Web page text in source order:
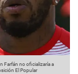
Farfán no oficializaría a
El Popular